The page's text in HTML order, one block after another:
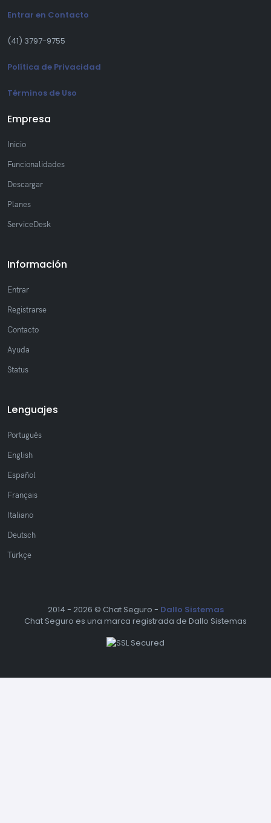
Entrar en Contacto
(41) 3797-9755
Política de Privacidad
Términos de Uso
Empresa
Inicio
Funcionalidades
Descargar
Planes
ServiceDesk
Información
Entrar
Registrarse
Contacto
Ayuda
Status
Lenguajes
Português
English
Español
Français
Italiano
Deutsch
Türkçe
2014 - 2026 © Chat Seguro - Dallo Sistemas
Chat Seguro es una marca registrada de Dallo Sistemas